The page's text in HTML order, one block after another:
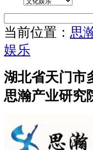
当前位置： 思
娱乐
湖北省天门市
思瀚产业研究